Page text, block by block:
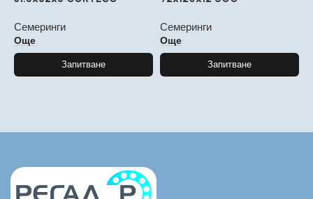
Семеринги
Още
Запитване
Семеринги
Още
Запитване